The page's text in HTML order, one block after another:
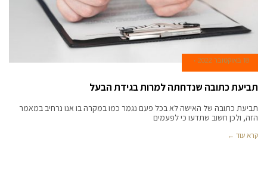
18 באוקטובר 2022
תביעת כתובה שנדחתה למרות בגידת הבעל
תביעת כתובה של האישה לא בכל פעם נגמר כמו במקרה בו אנו נרחיב במאמר
הזה, ולכן חשוב שתדעו כי לפעמים
קרא עוד ←